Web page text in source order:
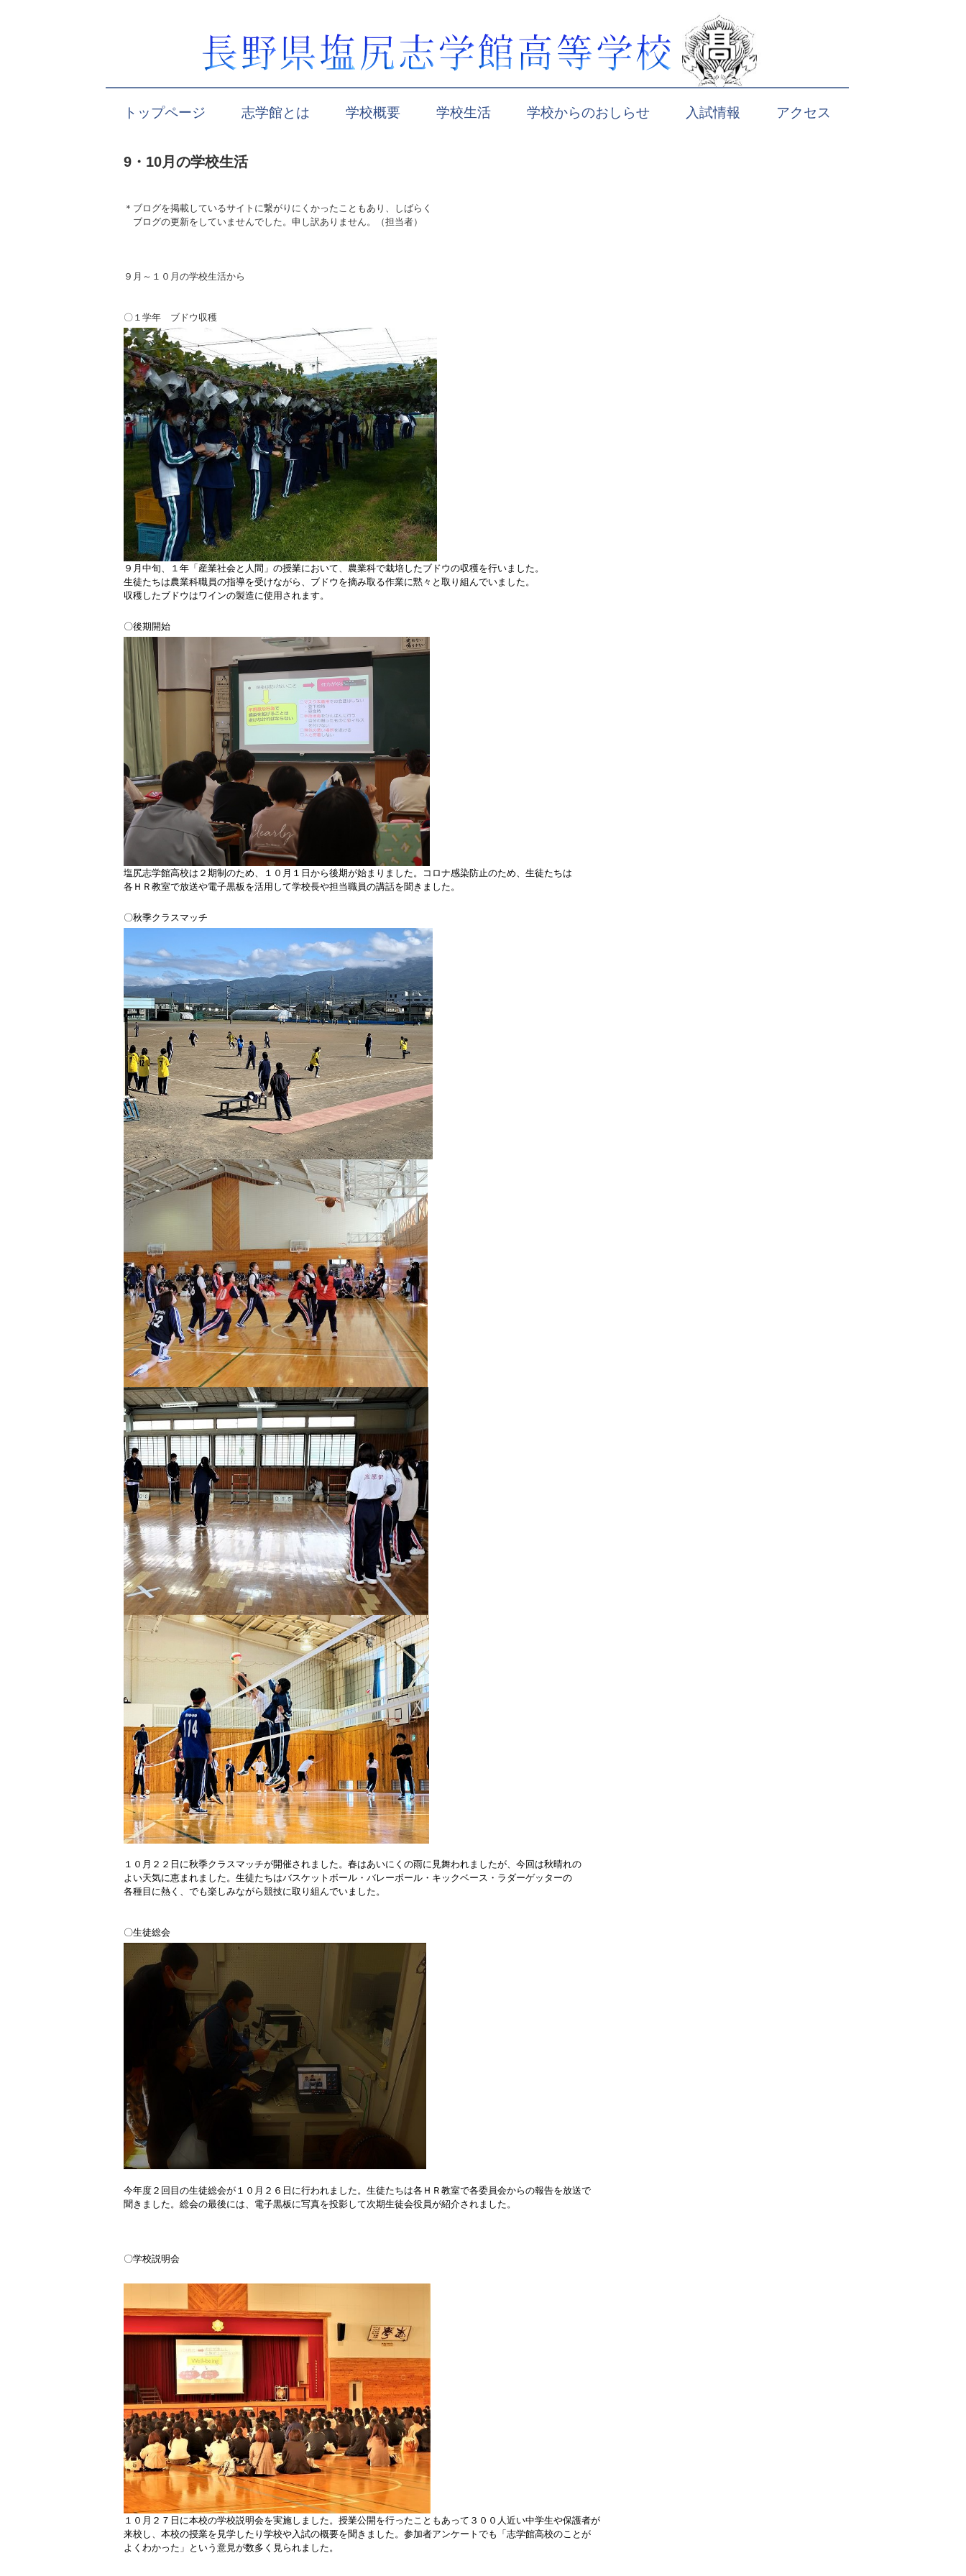
トップページ 志学館とは 学校概要 学校生活 学校からのおしらせ 入試情報 アクセス
9・10月の学校生活
＊ブログを掲載しているサイトに繋がりにくかったこともあり、しばらく
ブログの更新をしていませんでした。申し訳ありません。（担当者）
９月～１０月の学校生活から
〇１学年 ブドウ収穫
９月中旬、１年「産業社会と人間」の授業において、農業科で栽培したブドウの収穫を行いました。
生徒たちは農業科職員の指導を受けながら、ブドウを摘み取る作業に黙々と取り組んでいました。
収穫したブドウはワインの製造に使用されます。
〇後期開始
塩尻志学館高校は２期制のため、１０月１日から後期が始まりました。コロナ感染防止のため、生徒たちは
各ＨＲ教室で放送や電子黒板を活用して学校長や担当職員の講話を聞きました。
〇秋季クラスマッチ
１０月２２日に秋季クラスマッチが開催されました。春はあいにくの雨に見舞われましたが、今回は秋晴れの
よい天気に恵まれました。生徒たちはバスケットボール・バレーボール・キックベース・ラダーゲッターの
各種目に熱く、でも楽しみながら競技に取り組んでいました。
〇生徒総会
今年度２回目の生徒総会が１０月２６日に行われました。生徒たちは各ＨＲ教室で各委員会からの報告を放送で
聞きました。総会の最後には、電子黒板に写真を投影して次期生徒会役員が紹介されました。
〇学校説明会
１０月２７日に本校の学校説明会を実施しました。授業公開を行ったこともあって３００人近い中学生や保護者が
来校し、本校の授業を見学したり学校や入試の概要を聞きました。参加者アンケートでも「志学館高校のことが
よくわかった」という意見が数多く見られました。